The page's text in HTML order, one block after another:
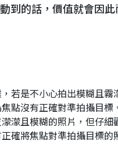
到的話，價值就會因
若是不小心拍出模糊且
點沒有正確對準拍攝目
濛且模糊的照片，但仔細
確將焦點對準拍攝目標